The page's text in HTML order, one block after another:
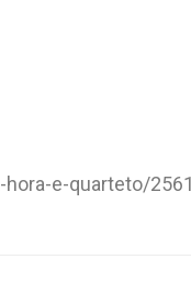
e-quarteto/